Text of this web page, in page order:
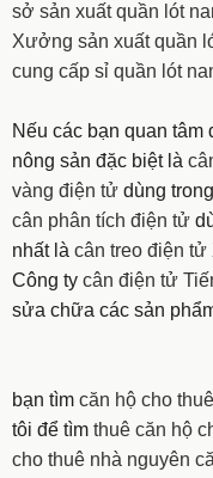
sở sản xuất quần lót
Xưởng sản xuất quần
cung cấp sỉ quần lót
Nếu các bạn quan tâm
nông sản đặc biệt là
vàng điện tử dùng
cân phân tích điện tử
nhất là cân treo điện tử
Công ty cân điện tử
sửa chữa các sản
bạn tìm căn hộ cho
tôi để tìm thuê căn hộ
cho thuê nhà nguyên